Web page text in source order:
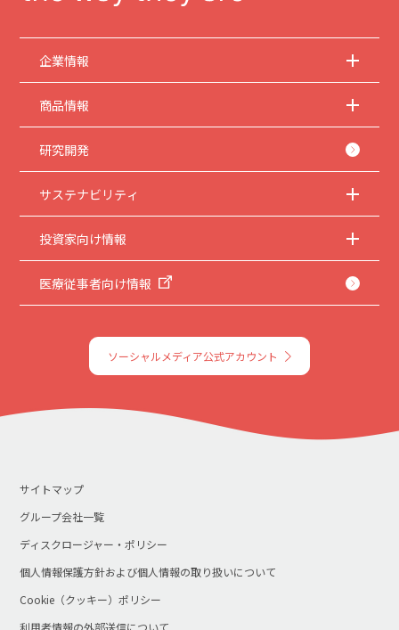
企業情報
商品情報
研究開発
サステナビリティ
投資家向け情報
医療従事者向け情報
ソーシャルメディア公式アカウント
サイトマップ
グループ会社一覧
ディスクロージャー・ポリシー
個人情報保護方針および個人情報の取り扱いについて
Cookie（クッキー）ポリシー